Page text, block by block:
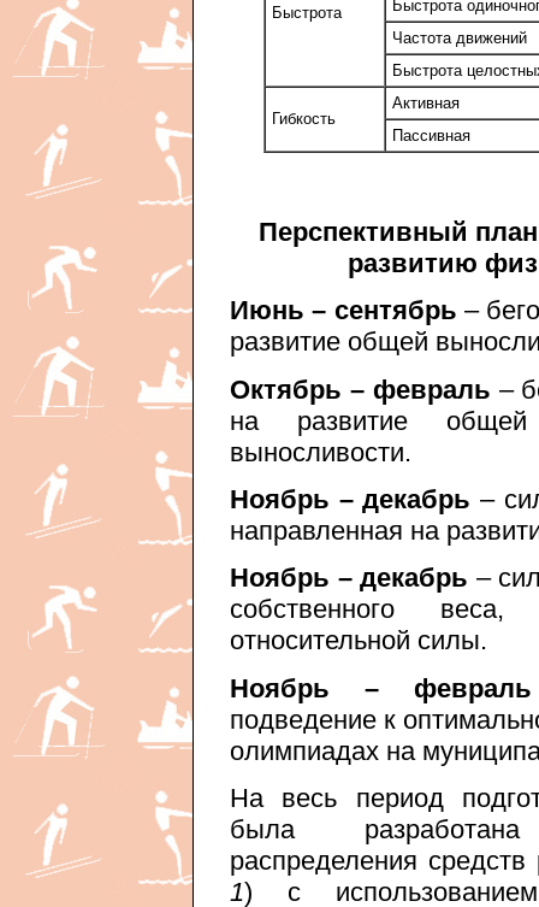
Быстрота
Быстрота
Частота движений
Быстрота
Гибкость
Активная
Пассивная
Перспективный
развитию
Июнь – сентябрь –
развитие общей
Октябрь – февраль –
на развитие общей
выносливости.
Ноябрь – декабрь –
направленная на
Ноябрь – декабрь –
собственного
относительной силы.
Ноябрь –
подведение к
олимпиадах на
На весь период
была
распределения
1) с использованием